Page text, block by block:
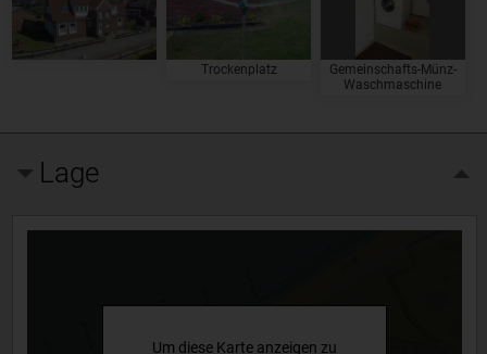
Trockenplatz
Gemeinschafts-Münz-
Waschmaschine
Lage
Um diese Karte anzeigen zu